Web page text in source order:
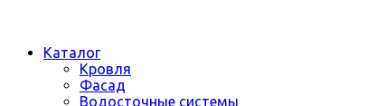
Каталог
Кровля
Фасад
Водосточные системы